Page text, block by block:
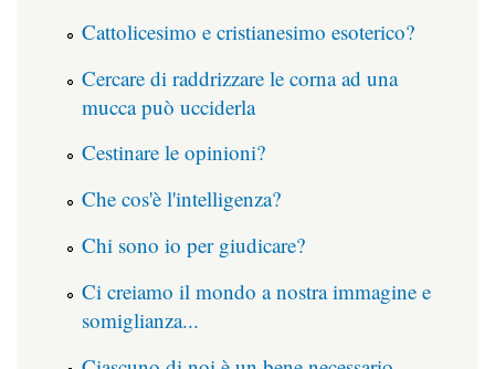
Cattolicesimo e cristianesimo esoterico?
Cercare di raddrizzare le corna ad una
mucca può ucciderla
Cestinare le opinioni?
Che cos'è l'intelligenza?
Chi sono io per giudicare?
Ci creiamo il mondo a nostra immagine e
somiglianza...